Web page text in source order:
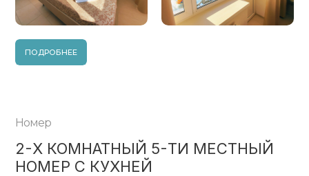
ПОДРОБНЕЕ
Номер
2-Х КОМНАТНЫЙ 5-ТИ МЕСТНЫЙ
НОМЕР С КУХНЕЙ